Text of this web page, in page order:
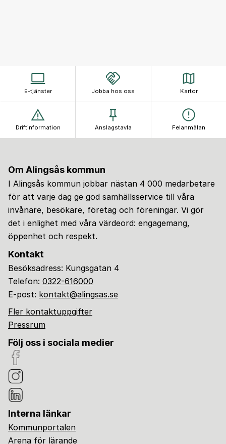
E-tjänster Jobba hos oss Kartor
Driftinformation Anslagstavla Felanmälan
Om Alingsås kommun
I Alingsås kommun jobbar nästan 4 000 medarbetare
för att varje dag ge god samhällsservice till våra
invånare, besökare, företag och föreningar. Vi gör
det i enlighet med våra värdeord: engagemang,
öppenhet och respekt.
Kontakt
Besöksadress: Kungsgatan 4
Telefon: 0322-616000
E-post: kontakt@alingsas.se
Fler kontaktuppgifter
Pressrum
Följ oss i sociala medier
Interna länkar
Kommunportalen
Arena för lärande